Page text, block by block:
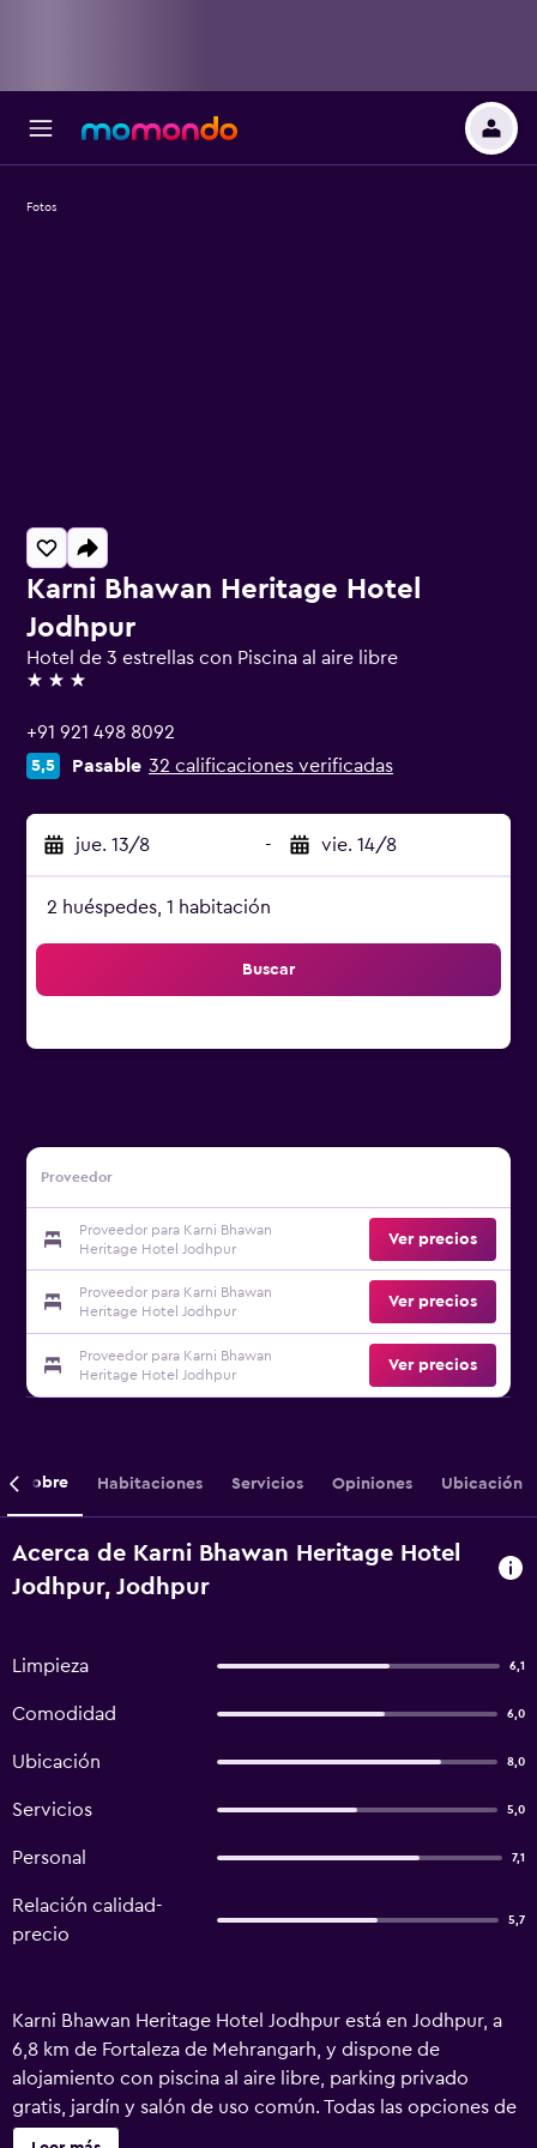
Karni Bhawan Heritage Hotel
Jodhpur
Hotel de 3 estrellas con Piscina al aire libre
3 estrellas
+91 921 498 8092
5,5 Pasable 32 calificaciones verificadas
jue. 13/8 - vie. 14/8
2 huéspedes, 1 habitación
Buscar
Proveedor
Proveedor para Karni Bhawan
Heritage Hotel Jodhpur
Ver precios
Proveedor para Karni Bhawan
Heritage Hotel Jodhpur
Ver precios
Proveedor para Karni Bhawan
Heritage Hotel Jodhpur
Ver precios
Fotos
Sobre Habitaciones Servicios Opiniones Ubicación
Acerca de Karni Bhawan Heritage Hotel
Jodhpur, Jodhpur
Limpieza 6,1
Comodidad 6,0
Ubicación 8,0
Servicios 5,0
Personal 7,1
Relación calidad-
precio
5,7
Karni Bhawan Heritage Hotel Jodhpur está en Jodhpur, a
6,8 km de Fortaleza de Mehrangarh, y dispone de
alojamiento con piscina al aire libre, parking privado
gratis, jardín y salón de uso común. Todas las opciones de
alojamiento de este hotel de 3 estrellas tienen vistas a la